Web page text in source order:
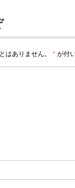
はありません。 * が付